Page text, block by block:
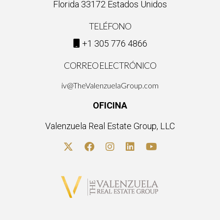
Florida 33172 Estados Unidos
TELÉFONO
+1 305 776 4866
CORREO ELECTRÓNICO
iv@TheValenzuelaGroup.com
OFICINA
Valenzuela Real Estate Group, LLC